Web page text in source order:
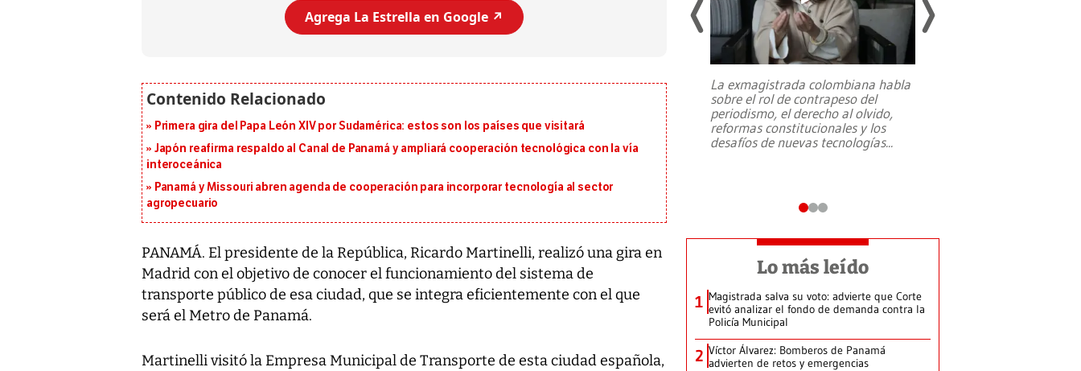
Agrega La Estrella en Google ↗️
Primera gira del Papa León XIV por Sudamérica: estos son los países que visitará
Japón reafirma respaldo al Canal de Panamá y ampliará cooperación tecnológica con la vía
interoceánica
Panamá y Missouri abren agenda de cooperación para incorporar tecnología al sector
agropecuario
PANAMÁ. El presidente de la República, Ricardo Martinelli, realizó una gira en
Madrid con el objetivo de conocer el funcionamiento del sistema de
transporte público de esa ciudad, que se integra eficientemente con el que
será el Metro de Panamá.
Martinelli visitó la Empresa Municipal de Transporte de esta ciudad española,
al sur de Japón, provocando una
La exmagistrada colombiana habla
sobre el rol de contrapeso del
periodismo, el derecho al olvido,
reformas constitucionales y los
desafíos de nuevas tecnologías...
Lo más leído
1 Magistrada salva su voto: advierte que Corte
evitó analizar el fondo de demanda contra la
Policía Municipal
2 Víctor Álvarez: Bomberos de Panamá
advierten de retos y emergencias